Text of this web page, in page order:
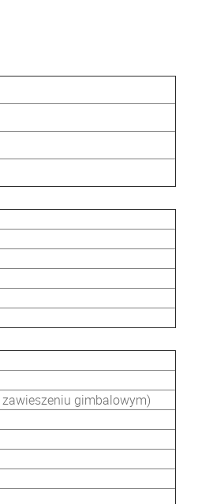
gimbalowym)